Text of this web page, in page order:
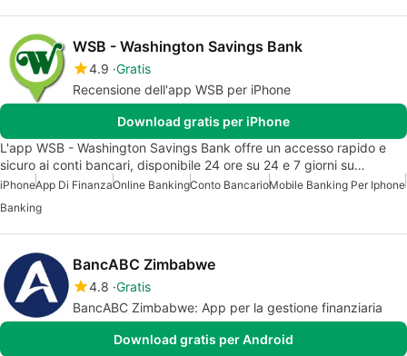
WSB - Washington Savings Bank
4.9 Gratis
Recensione dell'app WSB per iPhone
Download gratis per iPhone
L'app WSB - Washington Savings Bank offre un accesso rapido e
sicuro ai conti bancari, disponibile 24 ore su 24 e 7 giorni su…
iPhoneApp Di FinanzaOnline BankingConto BancarioMobile Banking Per Iphone
Banking
BancABC Zimbabwe
4.8 Gratis
BancABC Zimbabwe: App per la gestione finanziaria
Download gratis per Android